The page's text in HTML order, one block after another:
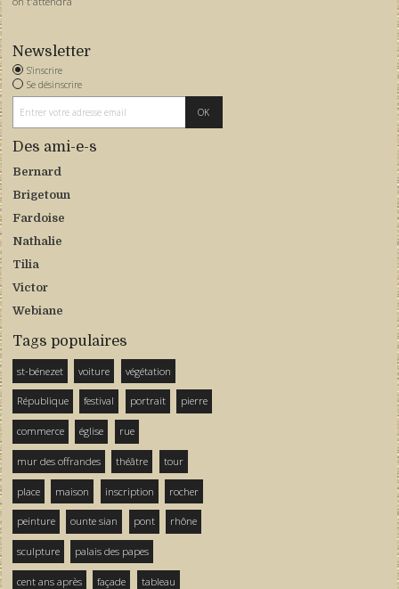
Newsletter
S'inscrire
Se désinscrire
Des ami-e-s
Bernard
Brigetoun
Fardoise
Nathalie
Tilia
Victor
Webiane
Tags populaires
st-bénezet voiture végétation
République festival portrait pierre
commerce église rue
mur des offrandes théâtre tour
place maison inscription rocher
peinture ounte sian pont rhône
sculpture palais des papes
cent ans après façade tableau